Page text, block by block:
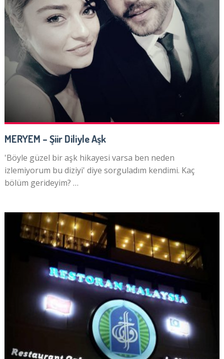
MERYEM – Şiir Diliyle Aşk
'Böyle güzel bir aşk hikayesi varsa ben neden
izlemiyorum bu diziyi' diye sorguladım kendimi. Kaç
bölüm gerideyim? …